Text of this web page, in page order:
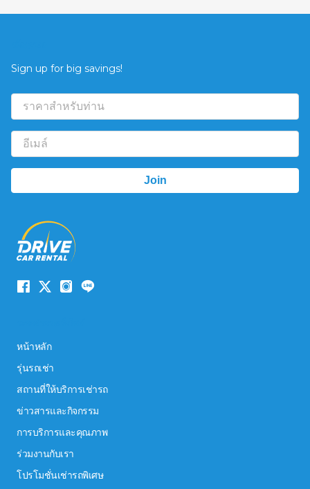
Sign up for big savings!
หน้าหลัก
รุ่นรถเช่า
สถานที่ให้บริการเช่ารถ
ข่าวสารและกิจกรรม
การบริการและคุณภาพ
ร่วมงานกับเรา
โปรโมชั่นเช่ารถพิเศษ